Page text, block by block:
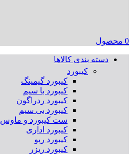
0 محصول
دسته بندی کالاها
کیبورد
کیبورد گیمینگ
کیبورد با سیم
کیبورد ردراگون
کیبورد بی سیم
ست کیبورد و ماوس
کیبورد اداری
کیبورد رپو
کیبورد ریزر